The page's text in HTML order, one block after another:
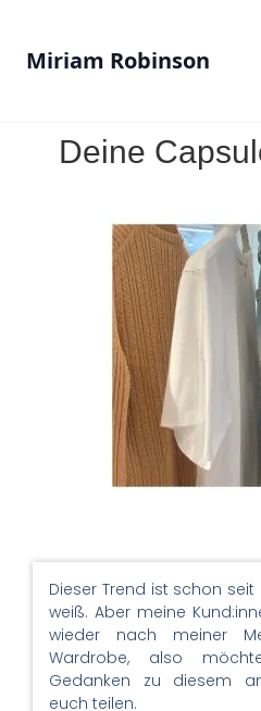
Miriam Robinson
Deine
Dieser Trend ist schon
weiß. Aber meine
wieder nach meiner
Wardrobe, also
Gedanken zu diesem
euch teilen.